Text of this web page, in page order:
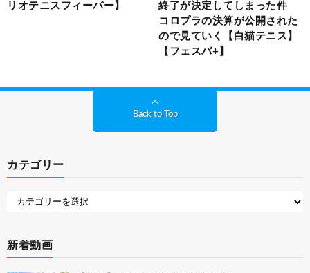
リオテニスフィーバー】
終了が決定してしまった件
コロプラの決算が公開された
ので見ていく【白猫テニス】
【フェスバ+】
Back to Top
カテゴリー
新着動画